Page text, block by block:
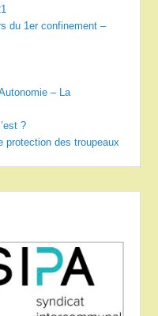
du 1er confinement –
– La
?
protection des troupeaux